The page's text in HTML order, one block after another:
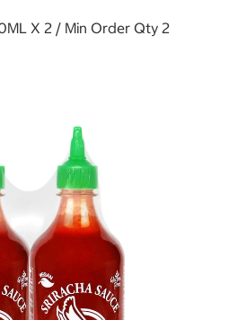
X 2 / Min Order Qty 2